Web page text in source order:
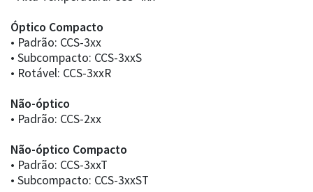
Óptico Compacto
• Padrão: CCS-3xx
• Subcompacto: CCS-3xxS
• Rotável: CCS-3xxR
Não-óptico
• Padrão: CCS-2xx
Não-óptico Compacto
• Padrão: CCS-3xxT
• Subcompacto: CCS-3xxST